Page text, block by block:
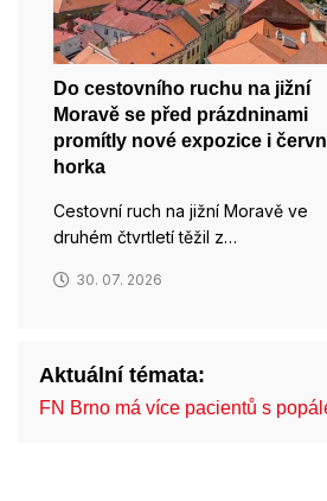
Do cestovního ruchu na jižní
Moravě se před prázdninami
promítly nové expozice i
horka
Cestovní ruch na jižní Moravě ve
druhém čtvrtletí těžil z…
30. 07. 2026
Aktuální témata:
FN Brno má více pacientů s